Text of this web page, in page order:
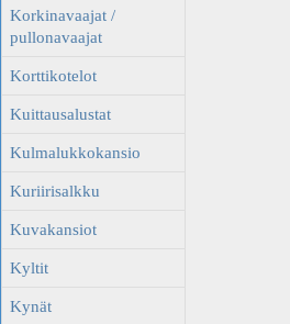
Korkinavaajat /
pullonavaajat
Korttikotelot
Kuittausalustat
Kulmalukkokansio
Kuriirisalkku
Kuvakansiot
Kyltit
Kynät